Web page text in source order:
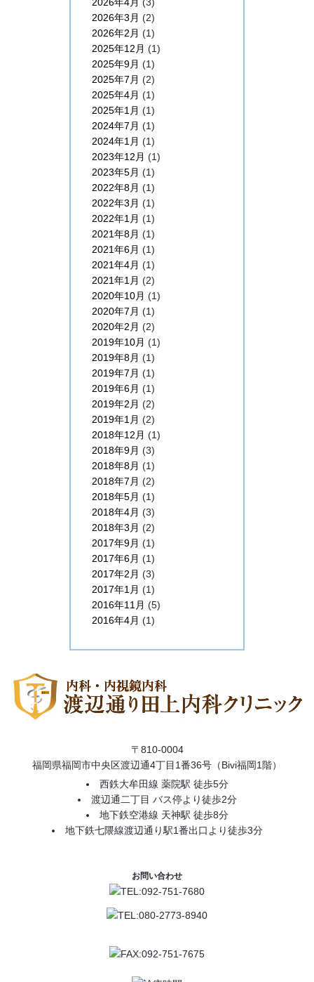
2026年3月 (2)
2026年2月 (1)
2025年12月 (1)
2025年9月 (1)
2025年7月 (2)
2025年4月 (1)
2025年1月 (1)
2024年7月 (1)
2024年1月 (1)
2023年12月 (1)
2023年5月 (1)
2022年8月 (1)
2022年3月 (1)
2022年1月 (1)
2021年8月 (1)
2021年6月 (1)
2021年4月 (1)
2021年1月 (2)
2020年10月 (1)
2020年7月 (1)
2020年2月 (2)
2019年10月 (1)
2019年8月 (1)
2019年7月 (1)
2019年6月 (1)
2019年2月 (2)
2019年1月 (2)
2018年12月 (1)
2018年9月 (3)
2018年8月 (1)
2018年7月 (2)
2018年5月 (1)
2018年4月 (3)
2018年3月 (2)
2017年9月 (1)
2017年6月 (1)
2017年2月 (3)
2017年1月 (1)
2016年11月 (5)
2016年4月 (1)
〒810-0004
福岡県福岡市中央区渡辺通4丁目1番36号（Bivi福岡1階）
西鉄大牟田線 薬院駅 徒歩5分
渡辺通二丁目 バス停より徒歩2分
地下鉄空港線 天神駅 徒歩8分
地下鉄七隈線渡辺通り駅1番出口より徒歩3分
お問い合わせ